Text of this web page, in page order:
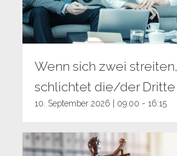
Wenn sich zwei streiten,
schlichtet die/der Dritte
10. September 2026 | 09:00 - 16:15